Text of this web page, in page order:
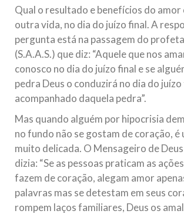
Qual o resultado e benefícios do amor
outra vida, no dia do juízo final. A
pergunta está na passagem do
(S.A.A.S.) que diz: “Aquele que nos
conosco no dia do juízo final e se
pedra Deus o conduzirá no dia do juízo
acompanhado daquela pedra”.
Mas quando alguém por hipocrisia
no fundo não se gostam de coração, é
muito delicada. O Mensageiro de Deus
dizia: “Se as pessoas praticam as
fazem de coração, alegam amor
palavras mas se detestam em seus
rompem laços familiares, Deus os